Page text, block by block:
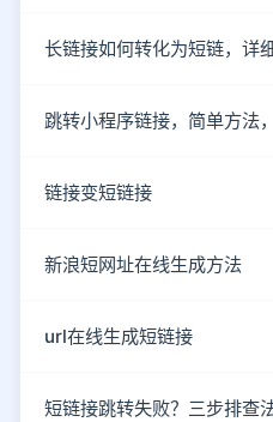
长链接如何转化为短链，详
跳转小程序链接，简单方法
链接变短链接
新浪短网址在线生成方法
url在线生成短链接
短链接跳转失败？三步排查